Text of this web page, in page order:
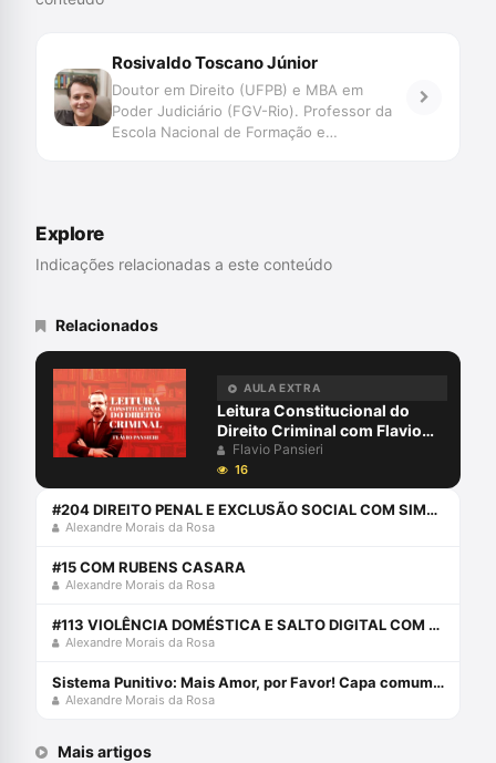
Rosivaldo Toscano Júnior
Doutor em Direito (UFPB) e MBA em
Poder Judiciário (FGV-Rio). Professor da
Escola Nacional de Formação e
neurociências para juristas (Emais Editora,
2017) e Controle Remoto Judicial: quando
Explore
Indicações relacionadas a este conteúdo
Relacionados
AULA EXTRA
Leitura Constitucional do
Direito Criminal com Flavio
Pansieri
Flavio Pansieri
16
#204 DIREITO PENAL E EXCLUSÃO SOCIAL COM SIMONE NACIF
Alexandre Morais da Rosa
#15 COM RUBENS CASARA
Alexandre Morais da Rosa
#113 VIOLÊNCIA DOMÉSTICA E SALTO DIGITAL COM ROSIVALDO TOSCANO JR.
Alexandre Morais da Rosa
Sistema Punitivo: Mais Amor, por Favor! Capa comum 6 agosto 2015
Alexandre Morais da Rosa
Mais artigos